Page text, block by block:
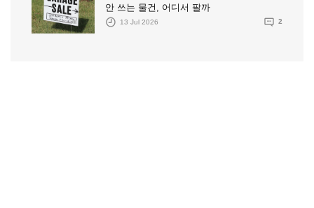
안 쓰는 물건, 어디서 팔까
13 Jul 2026 2